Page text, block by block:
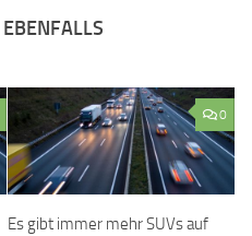
0
Es gibt immer mehr SUVs auf